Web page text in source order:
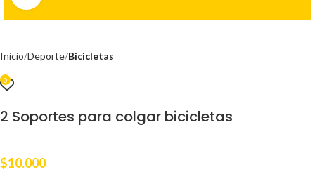
Inicio Deporte Bicicletas
0
2 Soportes para colgar bicicletas
$10.000